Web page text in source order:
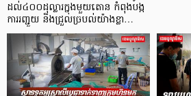
ដល់៤០០ដុល្លារក្នុងមួយតោន កំពុងបង្ក
ការរញ្ជួយ និងជ្រួលច្របល់យ៉ាងខ្លា…